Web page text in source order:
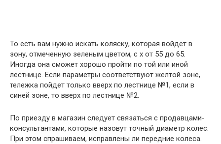
То есть вам нужно искать коляску, которая войдет в
зону, отмеченную зеленым цветом, с x от 55 до 65.
Иногда она сможет хорошо пройти по той или иной
лестнице. Если параметры соответствуют желтой зоне,
тележка пойдет только вверх по лестнице №1, если в
синей зоне, то вверх по лестнице №2.
По приезду в магазин следует связаться с продавцами-
консультантами, которые назовут точный диаметр колес.
При этом спрашиваем, исправлены ли передние колеса.